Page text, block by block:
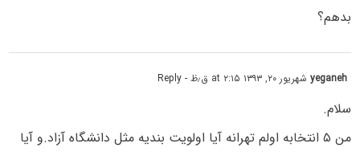
بدهم؟
yeganehشهریور ۲۰, ۱۳۹۳ at ۲:۱۵ ق٫ظ - Reply
سلام.
من ۵ انتخابه اولم تهرانه آیا اولویت بندیه مثل دانشگاه آزاد.و آیا